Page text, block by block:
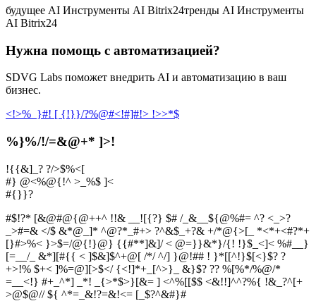
будущее AI Инструменты AI Bitrix24тренды AI Инструменты
AI Bitrix24
Нужна помощь с автоматизацией?
SDVG Labs поможет внедрить AI и автоматизацию в ваш
бизнес.
<!>%_}#! [ {!}}/?%@#<!#]#!> !>>*$
%}%/!/=&@+* ]>!
!{{&]_? ?/>$%<[
#} @<%@{!^ >_%$ ]<
#{}}?
#$!?* [&@#@{@++^ !!& __![{?} $# /_&__${@%#= ^? <_>?
_>#=& </$ &*@_]* ^@?*_#+> ?^&$_+?& +/*@{>[_ *<*+<#?*+
[}#>%< }>$=/@{!}@} {{#**]&]/ < @=}}&*}/{! !}$_<]< %#__}
[=__/_ &*][#{{ < ]$&]$^+@[ /*/ ^/] }@!## ! }*[[^!}$[<}$? ?
+>!% $+< ]%=@][>$</ {<!]*+_[^>}_ &}$? ?? %[%*/%@/*
=__<!} #+_^*] _*! _{>*$>}[&= ] <^%[[$$ <&!!]^^?%{ !&_?^[+
>@$@// ${ ^*=_&!?=&!<= [_$?^&#}#